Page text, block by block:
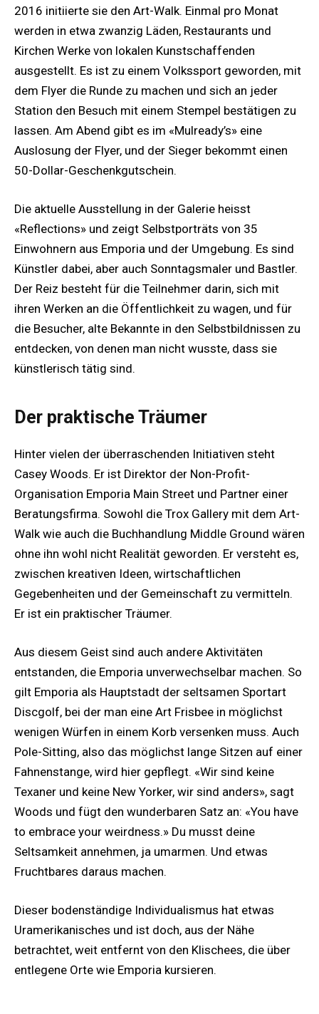
2016 initiierte sie den Art-Walk. Einmal pro Monat
werden in etwa zwanzig Läden, Restaurants und
Kirchen Werke von lokalen Kunstschaffenden
ausgestellt. Es ist zu einem Volkssport geworden, mit
dem Flyer die Runde zu machen und sich an jeder
Station den Besuch mit einem Stempel bestätigen zu
lassen. Am Abend gibt es im «Mulready’s» eine
Auslosung der Flyer, und der Sieger bekommt einen
50-Dollar-Geschenkgutschein.
Die aktuelle Ausstellung in der Galerie heisst
«Reflections» und zeigt Selbstporträts von 35
Einwohnern aus Emporia und der Umgebung. Es sind
Künstler dabei, aber auch Sonntagsmaler und Bastler.
Der Reiz besteht für die Teilnehmer darin, sich mit
ihren Werken an die Öffentlichkeit zu wagen, und für
die Besucher, alte Bekannte in den Selbstbildnissen zu
entdecken, von denen man nicht wusste, dass sie
künstlerisch tätig sind.
Der praktische Träumer
Hinter vielen der überraschenden Initiativen steht
Casey Woods. Er ist Direktor der Non-Profit-
Organisation Emporia Main Street und Partner einer
Beratungsfirma. Sowohl die Trox Gallery mit dem Art-
Walk wie auch die Buchhandlung Middle Ground wären
ohne ihn wohl nicht Realität geworden. Er versteht es,
zwischen kreativen Ideen, wirtschaftlichen
Gegebenheiten und der Gemeinschaft zu vermitteln.
Er ist ein praktischer Träumer.
Aus diesem Geist sind auch andere Aktivitäten
entstanden, die Emporia unverwechselbar machen. So
gilt Emporia als Hauptstadt der seltsamen Sportart
Discgolf, bei der man eine Art Frisbee in möglichst
wenigen Würfen in einem Korb versenken muss. Auch
Pole-Sitting, also das möglichst lange Sitzen auf einer
Fahnenstange, wird hier gepflegt. «Wir sind keine
Texaner und keine New Yorker, wir sind anders», sagt
Woods und fügt den wunderbaren Satz an: «You have
to embrace your weirdness.» Du musst deine
Seltsamkeit annehmen, ja umarmen. Und etwas
Fruchtbares daraus machen.
Dieser bodenständige Individualismus hat etwas
Uramerikanisches und ist doch, aus der Nähe
betrachtet, weit entfernt von den Klischees, die über
entlegene Orte wie Emporia kursieren.